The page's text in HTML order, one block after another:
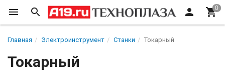
Главная Электроинструмент Станки Токарный
Токарный